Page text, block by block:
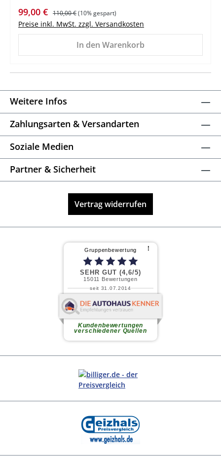
Verkaufspreis:
99,00 € Regulärer Preis:
110,00 €(10% gespart)
Preise inkl. MwSt. zzgl. Versandkosten
In den Warenkorb
Weitere Infos
Zahlungsarten & Versandarten
Soziale Medien
Partner & Sicherheit
Vertrag widerrufen